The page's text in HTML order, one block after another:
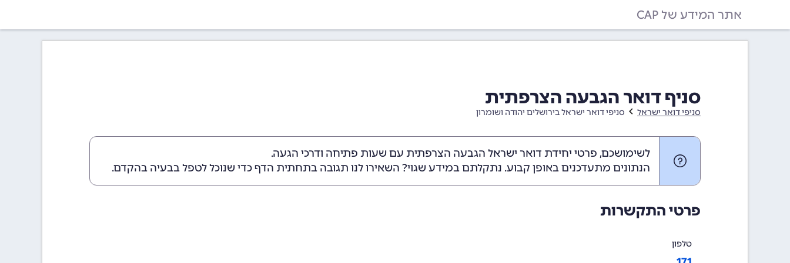
אתר המידע של CAP
סניף דואר הגבעה הצרפתית
סניפי דואר ישראל סניפי דואר ישראל בירושלים יהודה ושומרון
לשימושכם, פרטי יחידת דואר ישראל הגבעה הצרפתית עם שעות פתיחה ודרכי הגעה.
הנתונים מתעדכנים באופן קבוע. נתקלתם במידע שגוי? השאירו לנו תגובה בתחתית הדף כדי שנוכל לטפל בבעיה בהקדם.
פרטי התקשרות
טלפון